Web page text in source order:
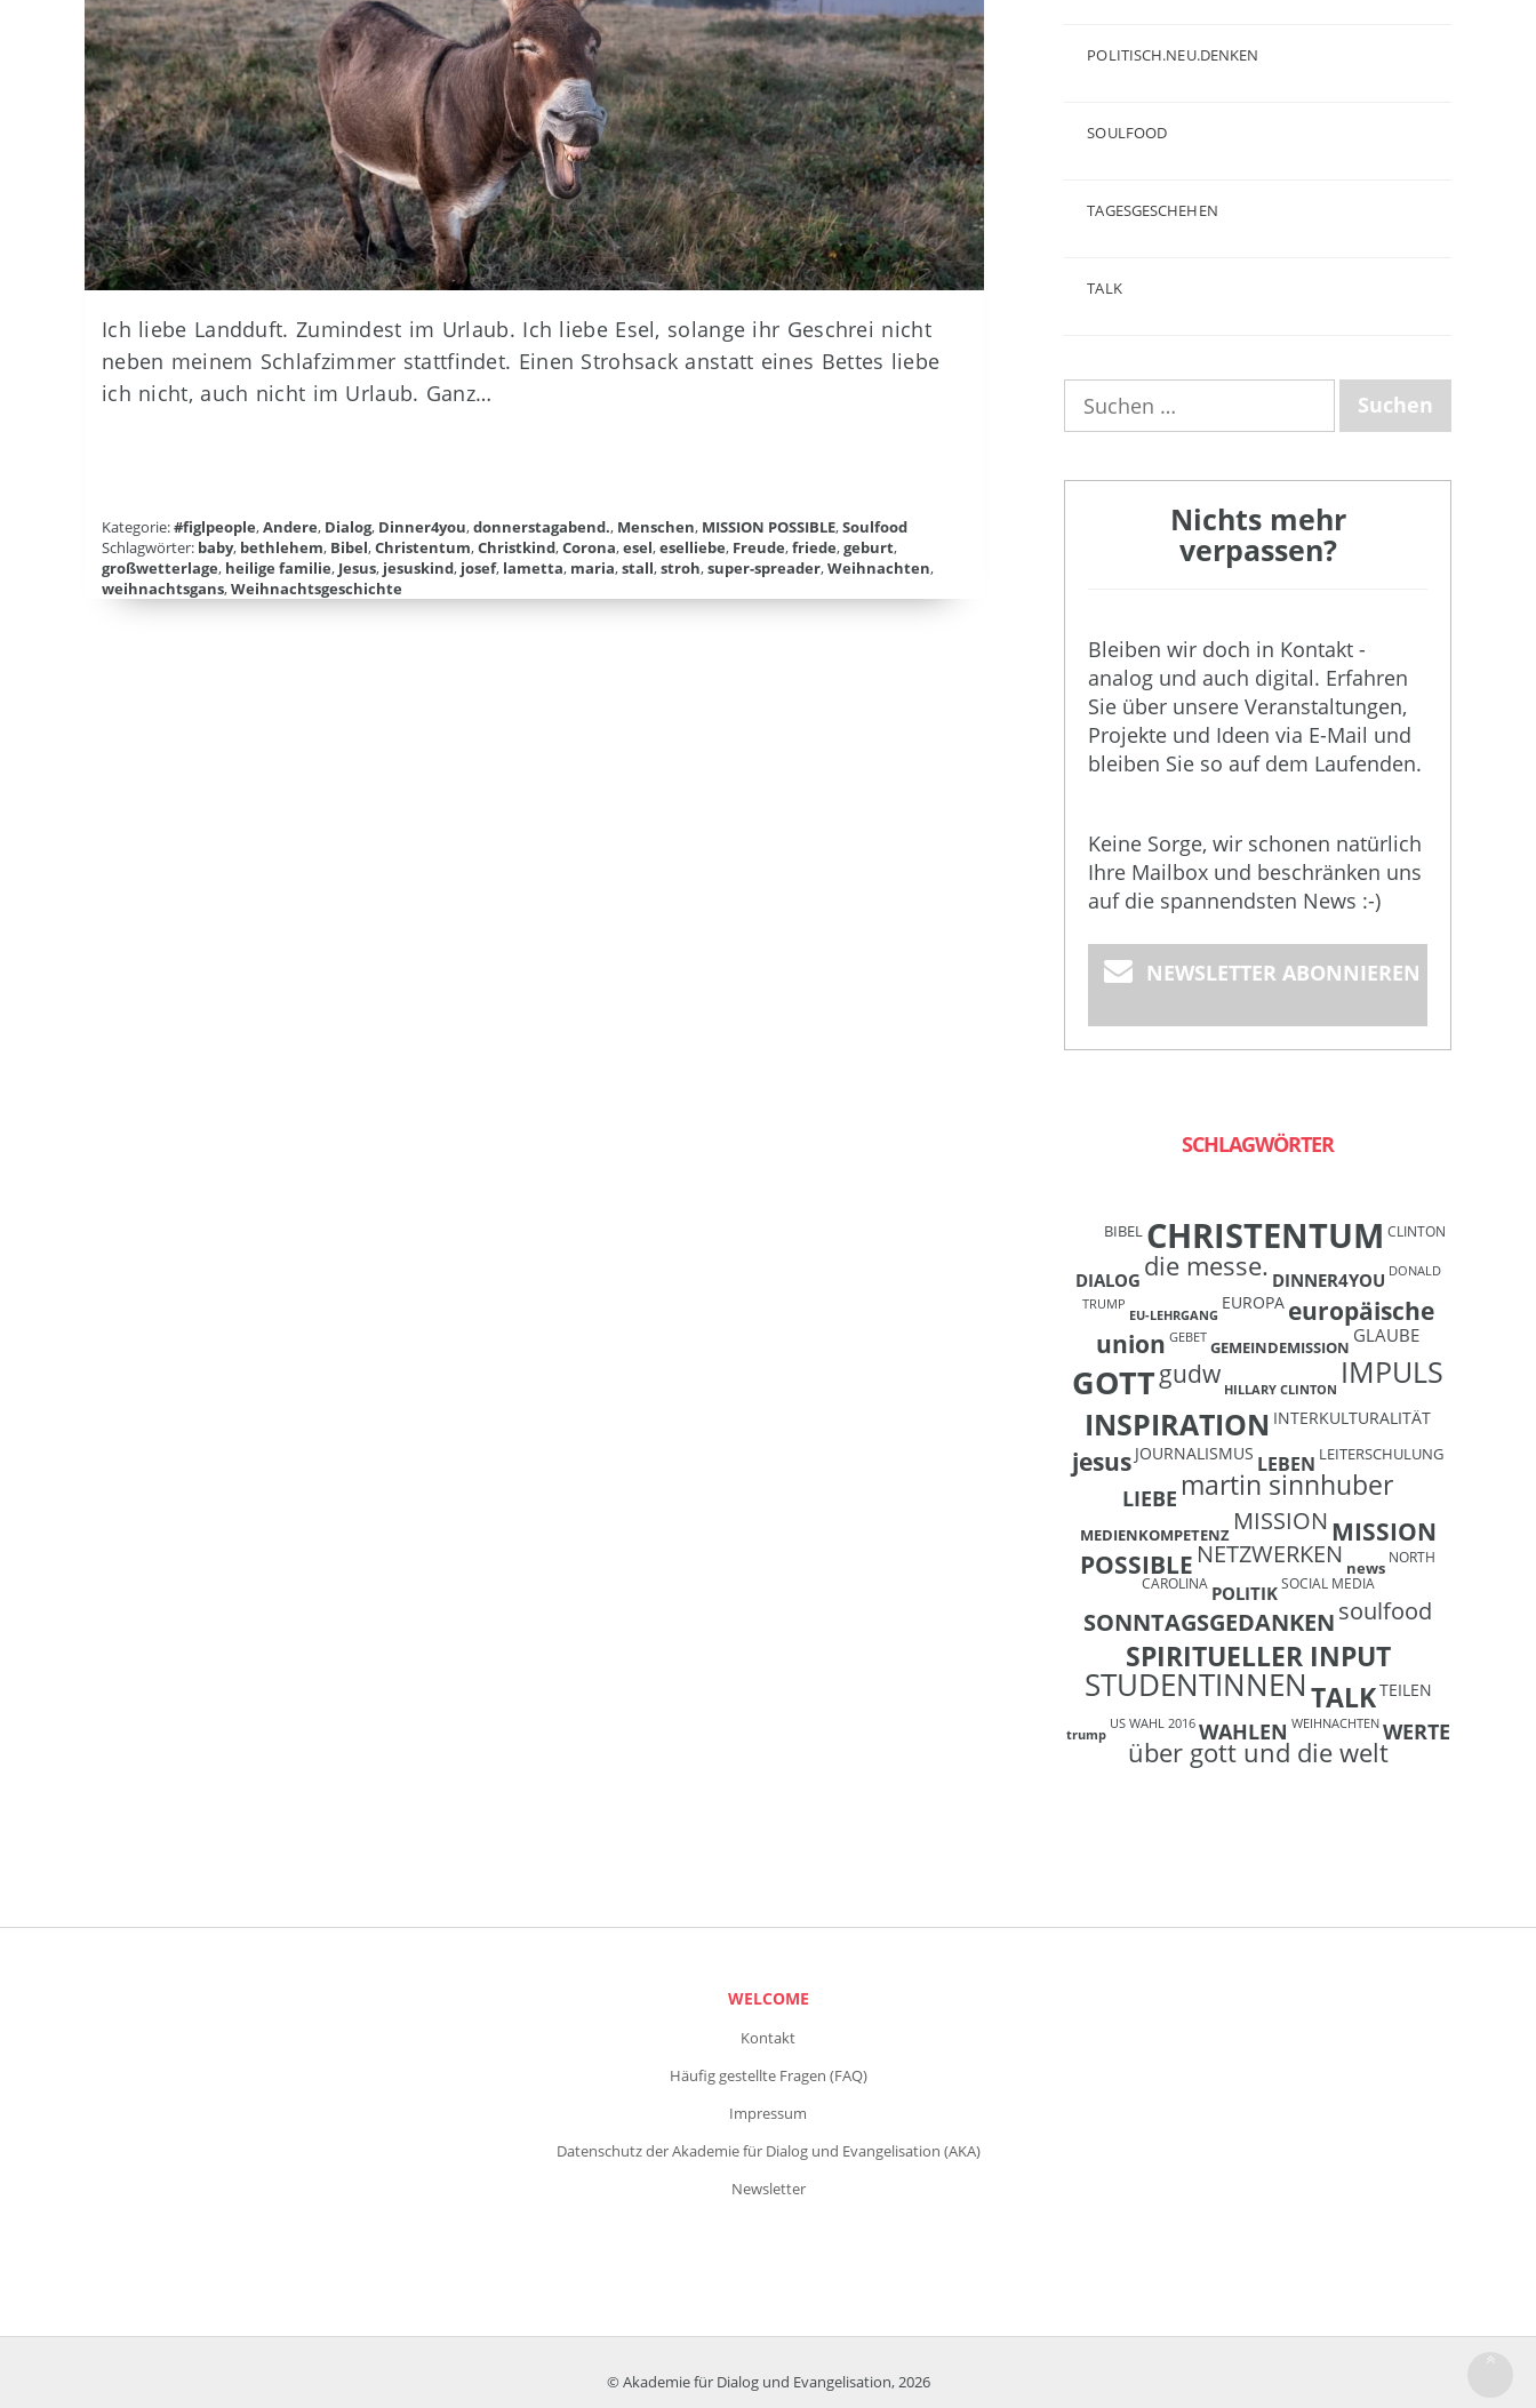
Ich liebe Landduft. Zumindest im Urlaub. Ich liebe Esel, solange ihr Geschrei nicht
neben meinem Schlafzimmer stattfindet. Einen Strohsack anstatt eines Bettes liebe
ich nicht, auch nicht im Urlaub. Ganz…
Kategorie:#figlpeople,Andere, Dialog, Dinner4you,donnerstagabend., Menschen, MISSION POSSIBLE,Soulfood
Schlagwörter: baby, bethlehem, Bibel,Christentum,Christkind,Corona,esel,eselliebe, Freude,friede,geburt,
großwetterlage, heilige familie, Jesus, jesuskind, josef, lametta, maria,stall,stroh,super-spreader,Weihnachten,
weihnachtsgans,Weihnachtsgeschichte
POLITISCH.NEU.DENKEN
SOULFOOD
TAGESGESCHEHEN
TALK
nach:
Nichts mehr
verpassen?
Bleiben wir doch in Kontakt -
analog und auch digital. Erfahren
Sie über unsere Veranstaltungen,
Projekte und Ideen via E-Mail und
bleiben Sie so auf dem Laufenden.
Keine Sorge, wir schonen natürlich
Ihre Mailbox und beschränken uns
auf die spannendsten News :-)
NEWSLETTER ABONNIEREN
SCHLAGWÖRTER
BIBEL CHRISTENTUM CLINTON
DIALOG die messe. DINNER4YOU DONALD
TRUMP
EU-LEHRGANG
EUROPA europäische
union GEBET GEMEINDEMISSION
GLAUBE
GOTTgudw HILLARY CLINTON IMPULS
INSPIRATION INTERKULTURALITÄT
jesus JOURNALISMUS LEBEN LEITERSCHULUNG
LIEBE martin sinnhuber
MEDIENKOMPETENZ MISSION MISSION
POSSIBLE NETZWERKEN news
NORTH
CAROLINA POLITIK SOCIAL MEDIA
SONNTAGSGEDANKENsoulfood
SPIRITUELLER INPUT
STUDENTINNENTALKTEILEN
trump
US WAHL 2016 WAHLEN WEIHNACHTEN WERTE
über gott und die welt
WELCOME
Kontakt
Häufig gestellte Fragen (FAQ)
Impressum
Datenschutz der Akademie für Dialog und Evangelisation (AKA)
Newsletter
© Akademie für Dialog und Evangelisation, 2026